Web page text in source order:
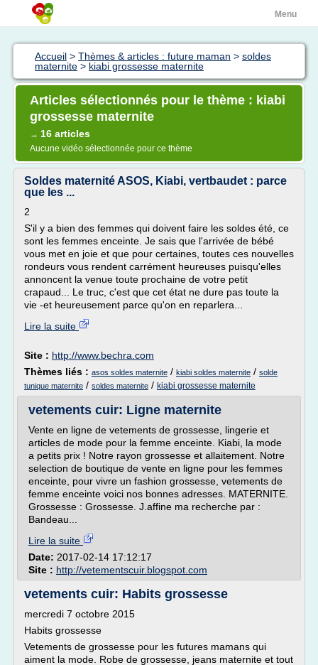
Menu
Accueil > Thèmes & articles : future maman > soldes
maternite > kiabi grossesse maternite
Articles sélectionnés pour le thème : kiabi
grossesse maternite
→ 16 articles
Aucune vidéo sélectionnée pour ce thème
Soldes maternité ASOS, Kiabi, vertbaudet : parce
que les ...
2
S'il y a bien des femmes qui doivent faire les soldes été, ce
sont les femmes enceinte. Je sais que l'arrivée de bébé
vous met en joie et que pour certaines, toutes ces nouvelles
rondeurs vous rendent carrément heureuses puisqu'elles
annoncent la venue toute prochaine de votre petit
crapaud... Le truc, c'est que cet état ne dure pas toute la
vie -et heureusement parce qu'on en reparlera...
Lire la suite
Site : http://www.bechra.com
Thèmes liés : asos soldes maternite / kiabi soldes maternite / solde
tunique maternite / soldes maternite / kiabi grossesse maternite
vetements cuir: Ligne maternite
Vente en ligne de vetements de grossesse, lingerie et
articles de mode pour la femme enceinte. Kiabi, la mode
a petits prix ! Notre rayon grossesse et allaitement. Notre
selection de boutique de vente en ligne pour les femmes
enceinte, pour vivre un fashion grossesse, vetements de
femme enceinte voici nos bonnes adresses. MATERNITE.
Grossesse : Grossesse. J.affine ma recherche par :
Bandeau...
Lire la suite
Date: 2017-02-14 17:12:17
Site : http://vetementscuir.blogspot.com
vetements cuir: Habits grossesse
mercredi 7 octobre 2015
Habits grossesse
Vetements de grossesse pour les futures mamans qui
aiment la mode. Robe de grossesse, jeans maternite et tout